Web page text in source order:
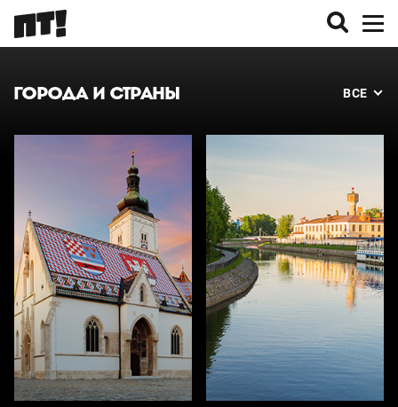
ГОРОДА И СТРАНЫ ВСЕ